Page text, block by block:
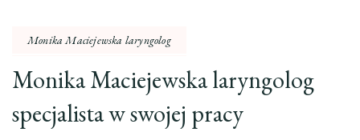
Monika Maciejewska laryngolog
Monika Maciejewska laryngolog
specjalista w swojej pracy